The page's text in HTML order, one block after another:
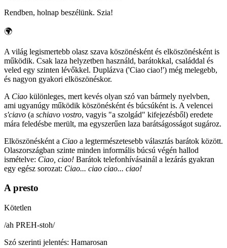
Rendben, holnap beszélünk. Szia!
🌍
A világ legismertebb olasz szava köszönésként és elköszönésként is
működik. Csak laza helyzetben használd, barátokkal, családdal és
veled egy szinten lévőkkel. Duplázva ('Ciao ciao!') még melegebb,
és nagyon gyakori elköszönéskor.
A Ciao különleges, mert kevés olyan szó van bármely nyelvben,
ami ugyanúgy működik köszönésként és búcsúként is. A velencei
s'ciavo (a schiavo vostro, vagyis "a szolgád" kifejezésből) eredete
mára feledésbe merült, ma egyszerűen laza barátságosságot sugároz.
Elköszönésként a Ciao a legtermészetesebb választás barátok között.
Olaszországban szinte minden informális búcsú végén hallod
ismételve: Ciao, ciao! Barátok telefonhívásainál a lezárás gyakran
egy egész sorozat: Ciao... ciao ciao... ciao!
A presto
Kötetlen
/ah PREH-stoh/
Szó szerinti jelentés: Hamarosan